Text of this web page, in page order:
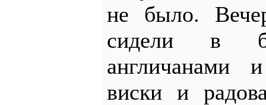
не было.
сидели в
англичанами
виски и